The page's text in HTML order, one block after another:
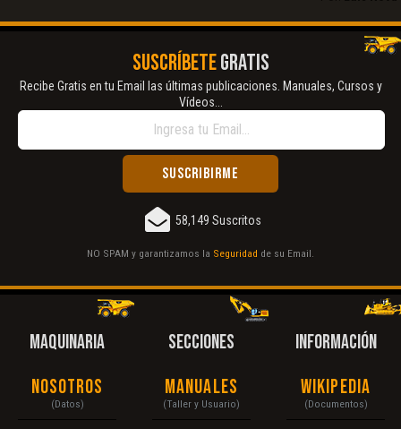
SUSCRÍBETEGRATIS
Recibe Gratis en tu Email las últimas publicaciones. Manuales, Cursos y
Vídeos...
58,149 Suscritos
NO SPAM y garantizamos la Seguridad de su Email.
MAQUINARIA
Nosotros
(Datos)
SECCIONES
Manuales
(Taller y Usuario)
INFORMACIÓN
Wikipedia
(Documentos)